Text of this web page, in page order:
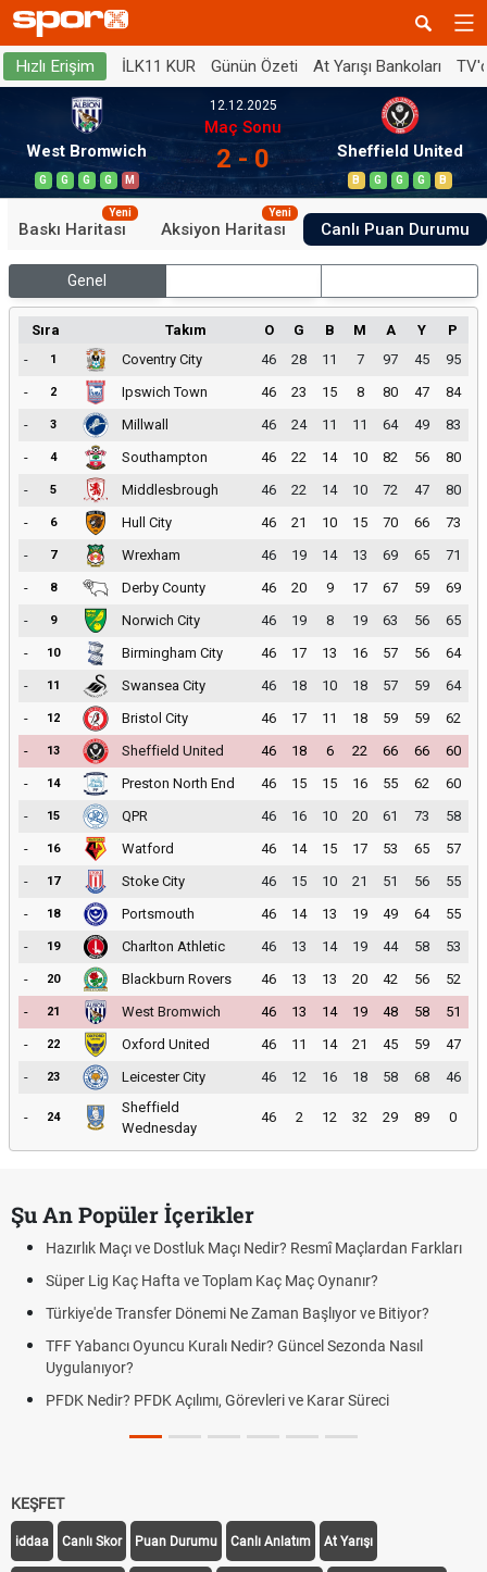
Hızlı Erişim İLK11 KUR Günün Özeti At Yarışı Bankoları
West Bromwich
G G G G M
12.12.2025
Maç Sonu
2 - 0 Sheffield United
B G G G B
Baskı Haritası
Yeni
Aksiyon Haritası
Yeni
Canlı Puan Durumu
Genel
Sıra Takım O G B M A Y
P
-
1 Coventry City 46 28 11 7 97 45
95
-
2 Ipswich Town 46 23 15 8 80 47
84
-
3 Millwall 46 24 11 11 64 49
83
-
4 Southampton 46 22 14 10 82 56
80
-
5 Middlesbrough 46 22 14 10 72 47
80
-
6 Hull City 46 21 10 15 70 66
73
-
7 Wrexham 46 19 14 13 69 65
71
-
8 Derby County 46 20 9 17 67 59
69
-
9 Norwich City 46 19 8 19 63 56
65
-
10 Birmingham City 46 17 13 16 57 56
64
-
11 Swansea City 46 18 10 18 57 59
64
-
12 Bristol City 46 17 11 18 59 59
62
-
13 Sheffield United 46 18 6 22 66 66
60
-
14 Preston North End 46 15 15 16 55 62
60
-
15 QPR 46 16 10 20 61 73
58
-
16 Watford 46 14 15 17 53 65
57
-
17 Stoke City 46 15 10 21 51 56
55
-
18 Portsmouth 46 14 13 19 49 64
55
-
19 Charlton Athletic 46 13 14 19 44 58
53
-
20 Blackburn Rovers 46 13 13 20 42 56
52
-
21 West Bromwich 46 13 14 19 48 58
51
-
22 Oxford United 46 11 14 21 45 59
47
-
23 Leicester City 46 12 16 18 58 68 46
- 24
Sheffield
Wednesday
46 2 12 32 29 89 0
Şu An Popüler İçerikler
Hazırlık Maçı ve Dostluk Maçı Nedir? Resmî Maçlardan Farkları
Süper Lig Kaç Hafta ve Toplam Kaç Maç Oynanır?
Türkiye'de Transfer Dönemi Ne Zaman Başlıyor ve Bitiyor?
TFF Yabancı Oyuncu Kuralı Nedir? Güncel Sezonda Nasıl
Uygulanıyor?
PFDK Nedir? PFDK Açılımı, Görevleri ve Karar Süreci
KEŞFET
iddaa Canlı Skor Puan Durumu Canlı Anlatım At Yarışı